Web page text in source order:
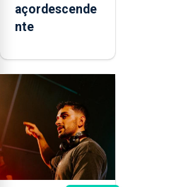
açordescende
nte